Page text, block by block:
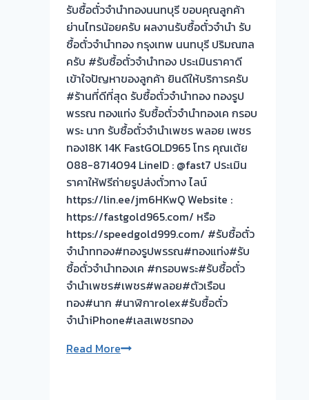
โรง
จำนำ
ร้าน
ทอง
ประเมิน
หน้า
ตั๋ว
ฟรี
จ่าย
สด
ทันที
ไม่
ต้อง
รอ
จบไว
📌
รับซื้อตั๋วจำนำทองนนทบุรี ขอบคุณลูกค้า
ย่านไทรน้อยครับ ผลงานรับซื้อตั๋วจำนำ รับ
ซื้อตั๋วจำนำทอง กรุงเทพ นนทบุรี ปริมณฑล
ครับ #รับซื้อตั๋วจำนำทอง ประเมินราคาดี
เข้าใจปัญหาของลูกค้า ยินดีให้บริการครับ
#ร้านที่ดีที่สุด รับซื้อตั๋วจำนำทอง ทองรูป
พรรณ ทองแท่ง รับซื้อตั๋วจำนำทองเค กรอบ
พระ นาก รับซื้อตั๋วจำนำเพชร พลอย เพชร
ทอง18K 14K FastGOLD965 โทร คุณเต้ย
088-8714094 LineID : @fast7 ประเมิน
ราคาให้ฟรีถ่ายรูปส่งตั๋วทาง ไลน์
https://lin.ee/jm6HKwQ Website :
https://fastgold965.com/ หรือ
https://speedgold999.com/ #รับซื้อตั๋ว
จำนำททอง#ทองรูปพรรณ#ทองแท่ง#รับ
ซื้อตั๋วจำนำทองเค #กรอบพระ#รับซื้อตั๋ว
จำนำเพชร#เพชร#พลอย#ตัวเรือน
ทอง#นาก #นาฬิกาrolex#รับซื้อตั๋ว
จำนำiPhone#เลสเพชรทอง
Read Moreรับ